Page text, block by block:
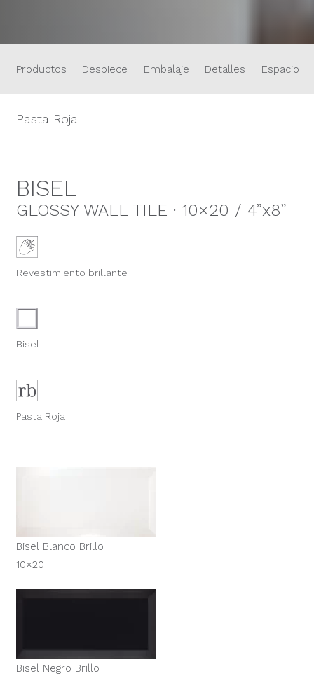
Productos Despiece Embalaje Detalles Espacios
Pasta Roja
BISEL
GLOSSY WALL TILE · 10×20 / 4”x8”
Revestimiento brillante
Bisel
Pasta Roja
Bisel Blanco Brillo
10×20
Bisel Negro Brillo